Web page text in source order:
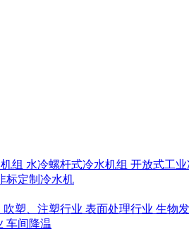
组 水冷螺杆式冷水机组 开放式工业
标定制冷水机
吹塑、注塑行业 表面处理行业 生物
车间降温